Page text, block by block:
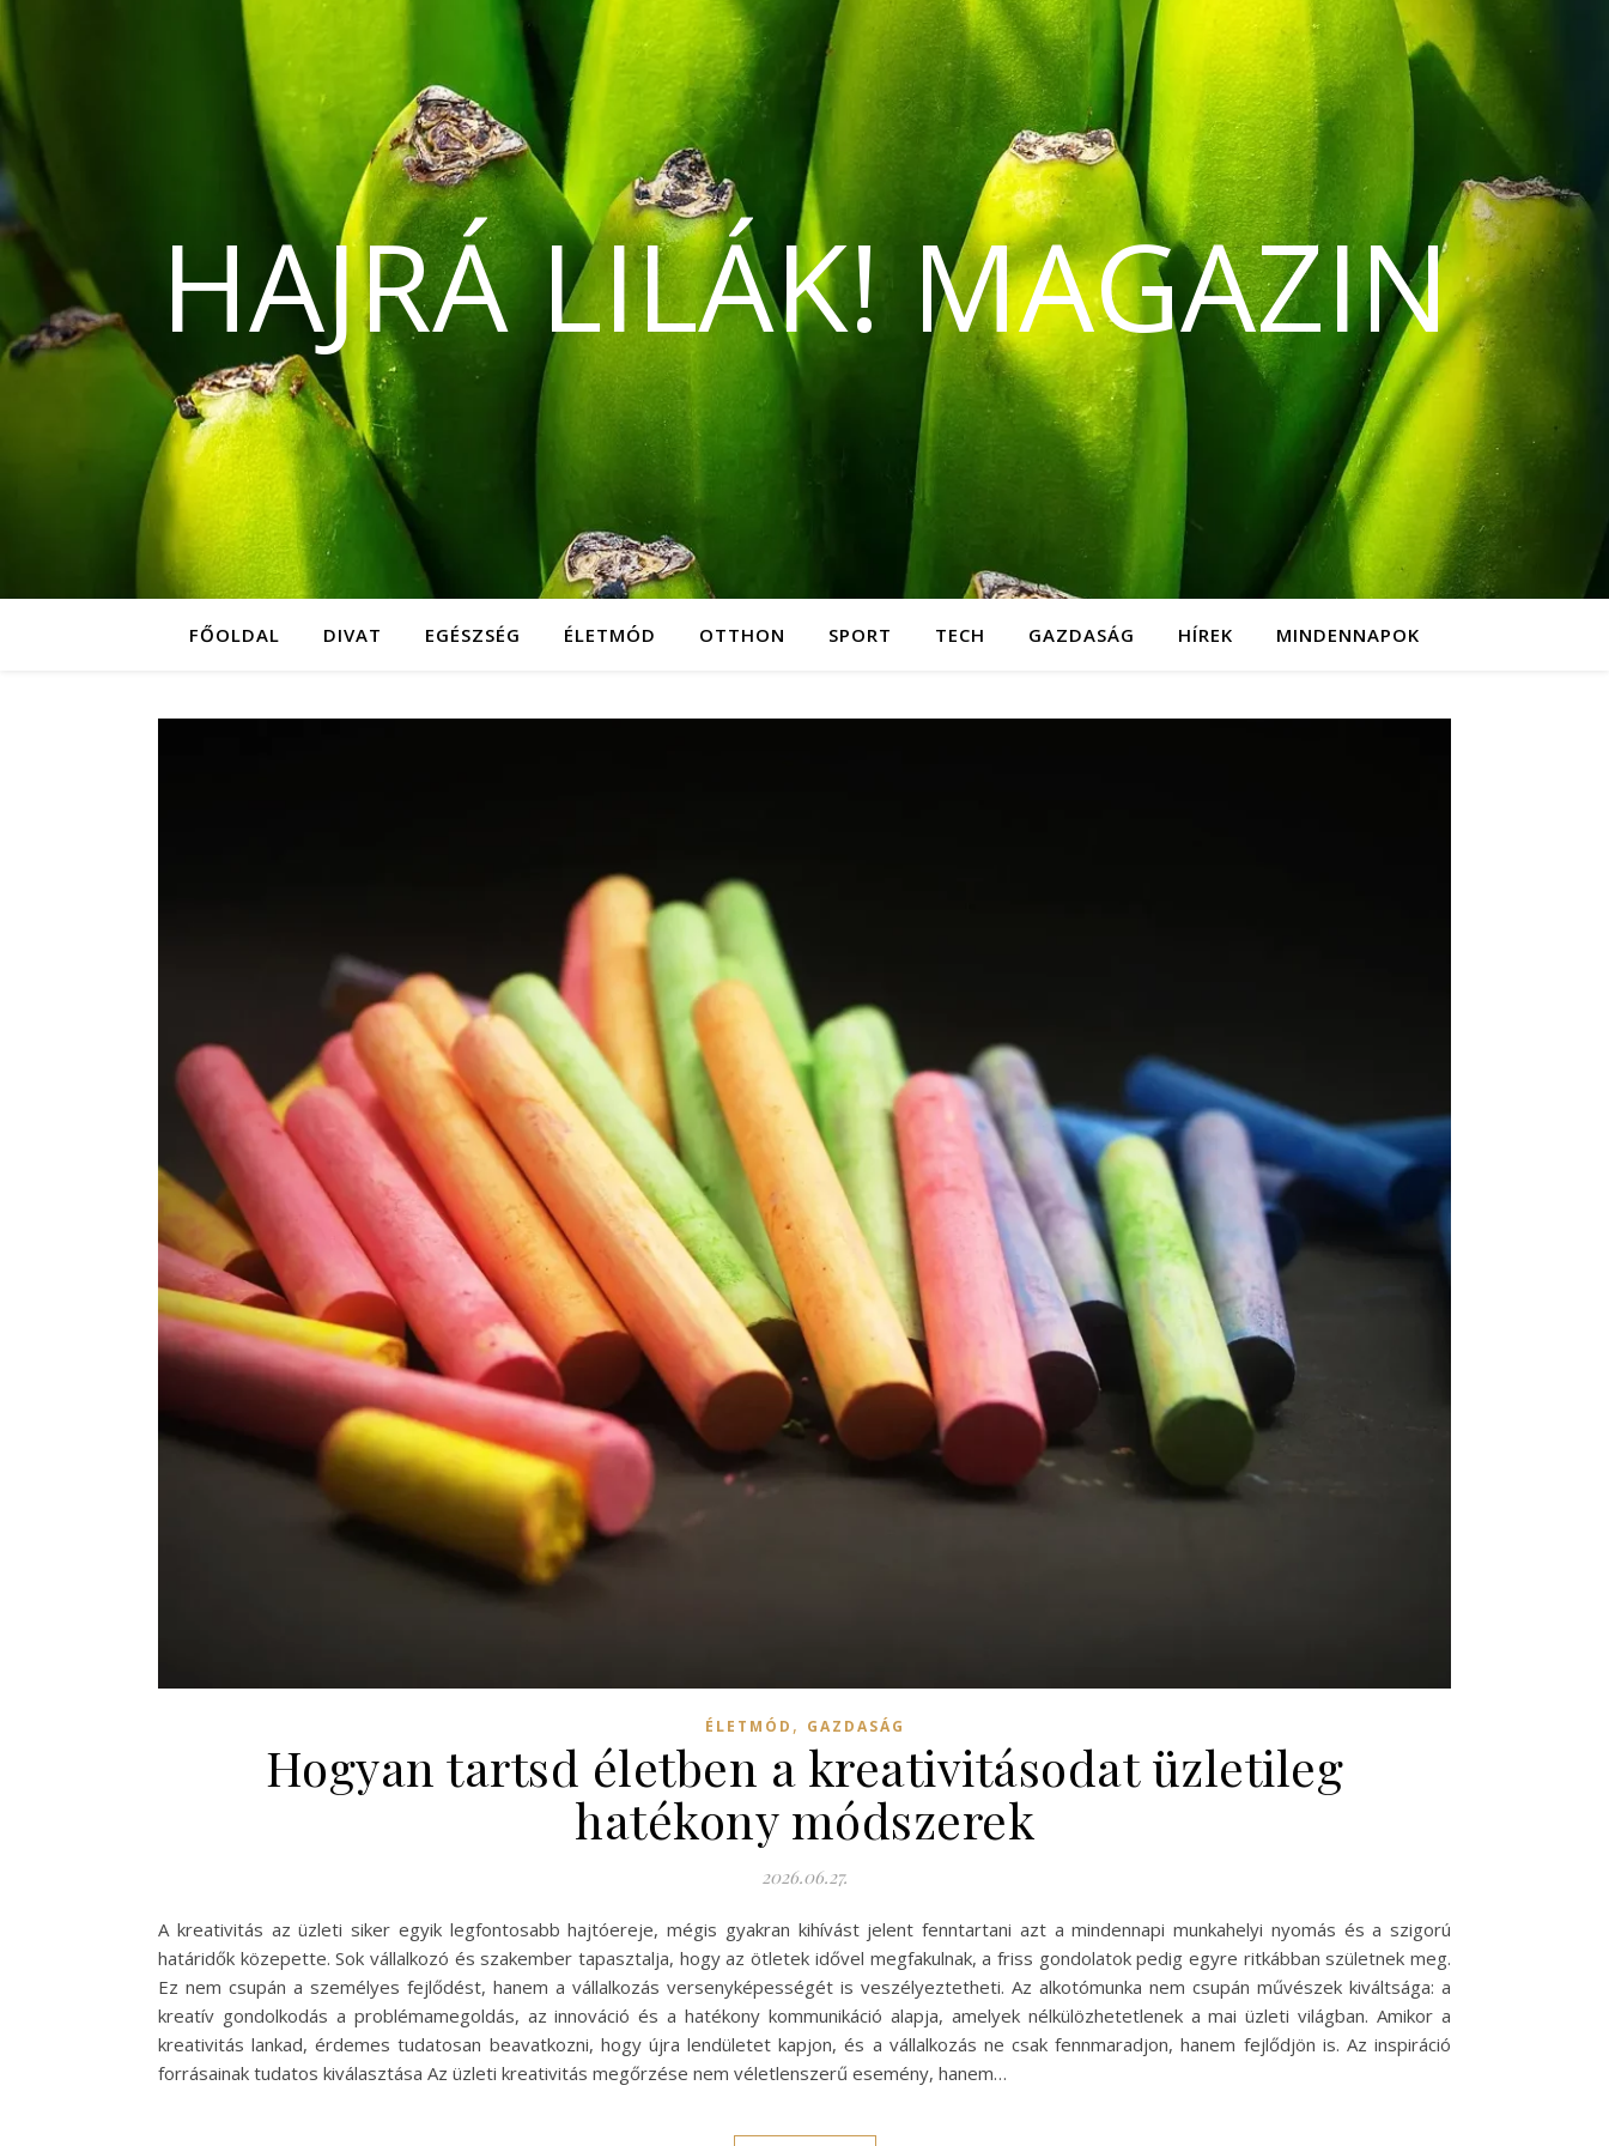
HAJRÁ LILÁK! MAGAZIN
FŐOLDAL DIVAT EGÉSZSÉG ÉLETMÓD OTTHON SPORT TECH GAZDASÁG HÍREK MINDENNAPOK
ÉLETMÓD , GAZDASÁG
Hogyan tartsd életben a kreativitásodat üzletileg
hatékony módszerek
2026.06.27.
A kreativitás az üzleti siker egyik legfontosabb hajtóereje, mégis gyakran kihívást jelent fenntartani azt a mindennapi munkahelyi nyomás és a szigorú
határidők közepette. Sok vállalkozó és szakember tapasztalja, hogy az ötletek idővel megfakulnak, a friss gondolatok pedig egyre ritkábban születnek meg.
Ez nem csupán a személyes fejlődést, hanem a vállalkozás versenyképességét is veszélyeztetheti. Az alkotómunka nem csupán művészek kiváltsága: a
kreatív gondolkodás a problémamegoldás, az innováció és a hatékony kommunikáció alapja, amelyek nélkülözhetetlenek a mai üzleti világban. Amikor a
kreativitás lankad, érdemes tudatosan beavatkozni, hogy újra lendületet kapjon, és a vállalkozás ne csak fennmaradjon, hanem fejlődjön is. Az inspiráció
forrásainak tudatos kiválasztása Az üzleti kreativitás megőrzése nem véletlenszerű esemény, hanem…